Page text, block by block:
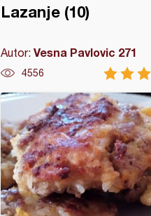
Lazanje (10)
Autor: Vesna Pavlovic 271
4556